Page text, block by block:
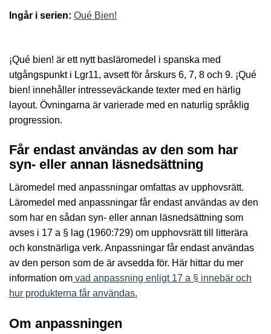
Ingår i serien: Oué Bien!
¡Qué bien! är ett nytt basläromedel i spanska med
utgångspunkt i Lgr11, avsett för årskurs 6, 7, 8 och 9. ¡Qué
bien! innehåller intresseväckande texter med en härlig
layout. Övningarna är varierade med en naturlig språklig
progression.
Får endast användas av den som har
syn- eller annan läsnedsättning
Läromedel med anpassningar omfattas av upphovsrätt.
Läromedel med anpassningar får endast användas av den
som har en sådan syn- eller annan läsnedsättning som
avses i 17 a § lag (1960:729) om upphovsrätt till litterära
och konstnärliga verk. Anpassningar får endast användas
av den person som de är avsedda för. Här hittar du mer
information om vad anpassning enligt 17 a § innebär och
hur produkterna får användas.
Om anpassningen